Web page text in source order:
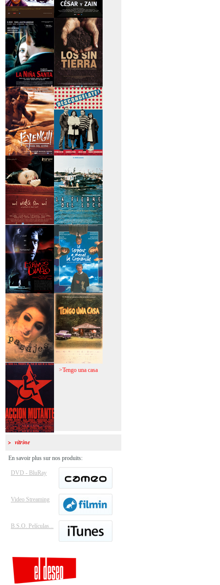
>Caravan >César y Zain
>La niña santa >Los sin tierra
>Eyengui, El Dios
del sueño
>Mi vida sin mi >La fiebre del loco
>El espinazo del
diablo
>A trabajar!
>Pasajes >Tengo una casa
>Acción mutante
> vitrine
En savoir plus sur nos produits:
DVD - BluRay
Video Streaming
B.S.O. Películas...